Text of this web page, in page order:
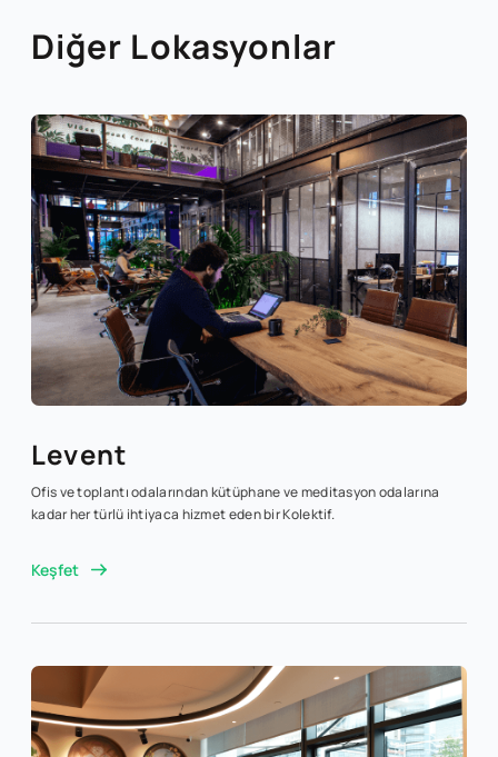
Diğer Lokasyonlar
Levent
Ofis ve toplantı odalarından kütüphane ve meditasyon odalarına
kadar her türlü ihtiyaca hizmet eden bir Kolektif.
Keşfet